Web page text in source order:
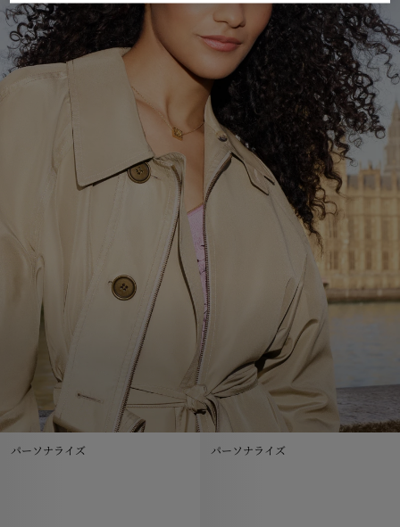
パーソナライズ パーソナライズ